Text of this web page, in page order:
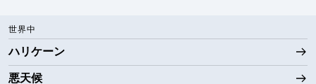
世界中
ハリケーン
悪天候